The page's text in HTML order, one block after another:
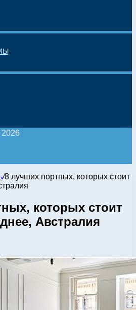
2026
/8 лучших портных, которых стоит
которых стоит
Австралия